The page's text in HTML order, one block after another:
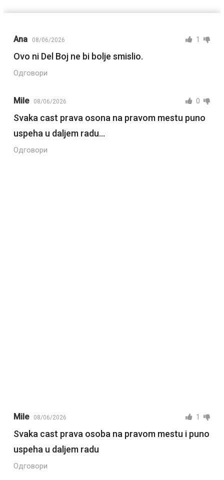
Ana 08/06/2026 1
Ovo ni Del Boj ne bi bolje smislio.
Одговори
Mile 08/06/2026 0
Svaka cast prava osona na pravom mestu puno
uspeha u daljem radu…
Одговори
Mile 08/06/2026 1
Svaka cast prava osoba na pravom mestu i puno
uspeha u daljem radu
Одговори